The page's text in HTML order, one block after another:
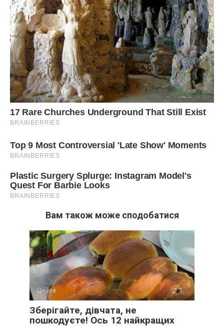
Вам також може сподобатися
Цікаве 0
Зберігайте, дівчата, не
пошкодуєте! Ось 12 найкращих